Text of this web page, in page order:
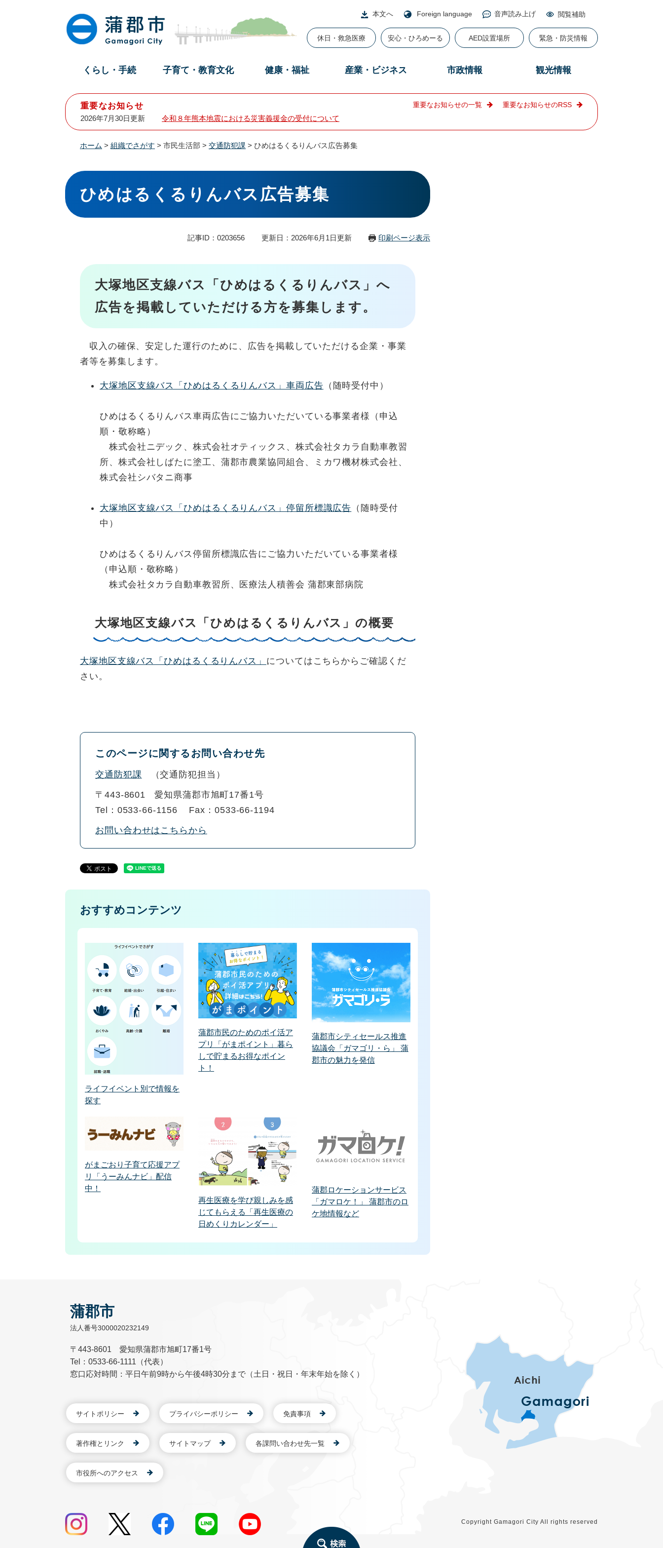
本文へ Foreign language 音声読み上げ 閲覧補助
休日・救急医療 安心・ひろめーる AED設置場所 緊急・防災情報
くらし・手続 子育て・教育文化 健康・福祉 産業・ビジネス 市政情報 観光情報
重要なお知らせ
2026年7月30日更新 令和８年熊本地震における災害義援金の受付について
重要なお知らせの一覧 重要なお知らせのRSS
ホーム > 組織でさがす > 市民生活部 > 交通防犯課 > ひめはるくるりんバス広告募集
本
文
ひめはるくるりんバス広告募集
記事ID：0203656 更新日：2026年6月1日更新 印刷ページ表示
大塚地区支線バス「ひめはるくるりんバス」へ
広告を掲載していただける方を募集します。
収入の確保、安定した運行のために、広告を掲載していただける企業・事業
者等を募集します。
大塚地区支線バス「ひめはるくるりんバス」車両広告 （随時受付中）
ひめはるくるりんバス車両広告にご協力いただいている事業者様（申込
順・敬称略）
株式会社ニデック、株式会社オティックス、株式会社タカラ自動車教習
所、株式会社しばたに塗工、蒲郡市農業協同組合、ミカワ機材株式会社、
株式会社シバタニ商事
大塚地区支線バス「ひめはるくるりんバス」停留所標識広告 （随時受付
中）
ひめはるくるりんバス停留所標識広告にご協力いただいている事業者様
（申込順・敬称略）
株式会社タカラ自動車教習所、医療法人積善会 蒲郡東部病院
大塚地区支線バス「ひめはるくるりんバス」の概要
大塚地区支線バス「ひめはるくるりんバス」 についてはこちらからご確認くだ
さい。
このページに関するお問い合わせ先
交通防犯課 交通防犯担当
〒443-8601
愛知県蒲郡市旭町17番1号
Tel：0533-66-1156
Fax：0533-66-1194
お問い合わせはこちらから
おすすめコンテンツ
ライフイベント別で情報を
探す
蒲郡市民のためのポイ活ア
プリ「がまポイント」暮ら
しで貯まるお得なポイン
ト！
蒲郡市シティセールス推進
協議会「ガマゴリ・ら」 蒲
郡市の魅力を発信
がまごおり子育て応援アプ
リ「うーみんナビ」配信
中！
再生医療を学び親しみを感
じてもらえる「再生医療の
日めくりカレンダー」
蒲郡ロケーションサービス
「ガマロケ！」 蒲郡市のロ
ケ地情報など
蒲郡市
法人番号3000020232149
〒443-8601 愛知県蒲郡市旭町17番1号
Tel：0533-66-1111（代表）
窓口応対時間：平日午前9時から午後4時30分まで（土日・祝日・年末年始を除く）
サイトポリシー プライバシーポリシー 免責事項
著作権とリンク サイトマップ 各課問い合わせ先一覧
市役所へのアクセス
Copyright Gamagori City All rights reserved